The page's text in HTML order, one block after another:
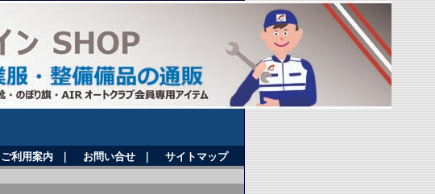
ご利用案内 お問い合せ サイトマップ